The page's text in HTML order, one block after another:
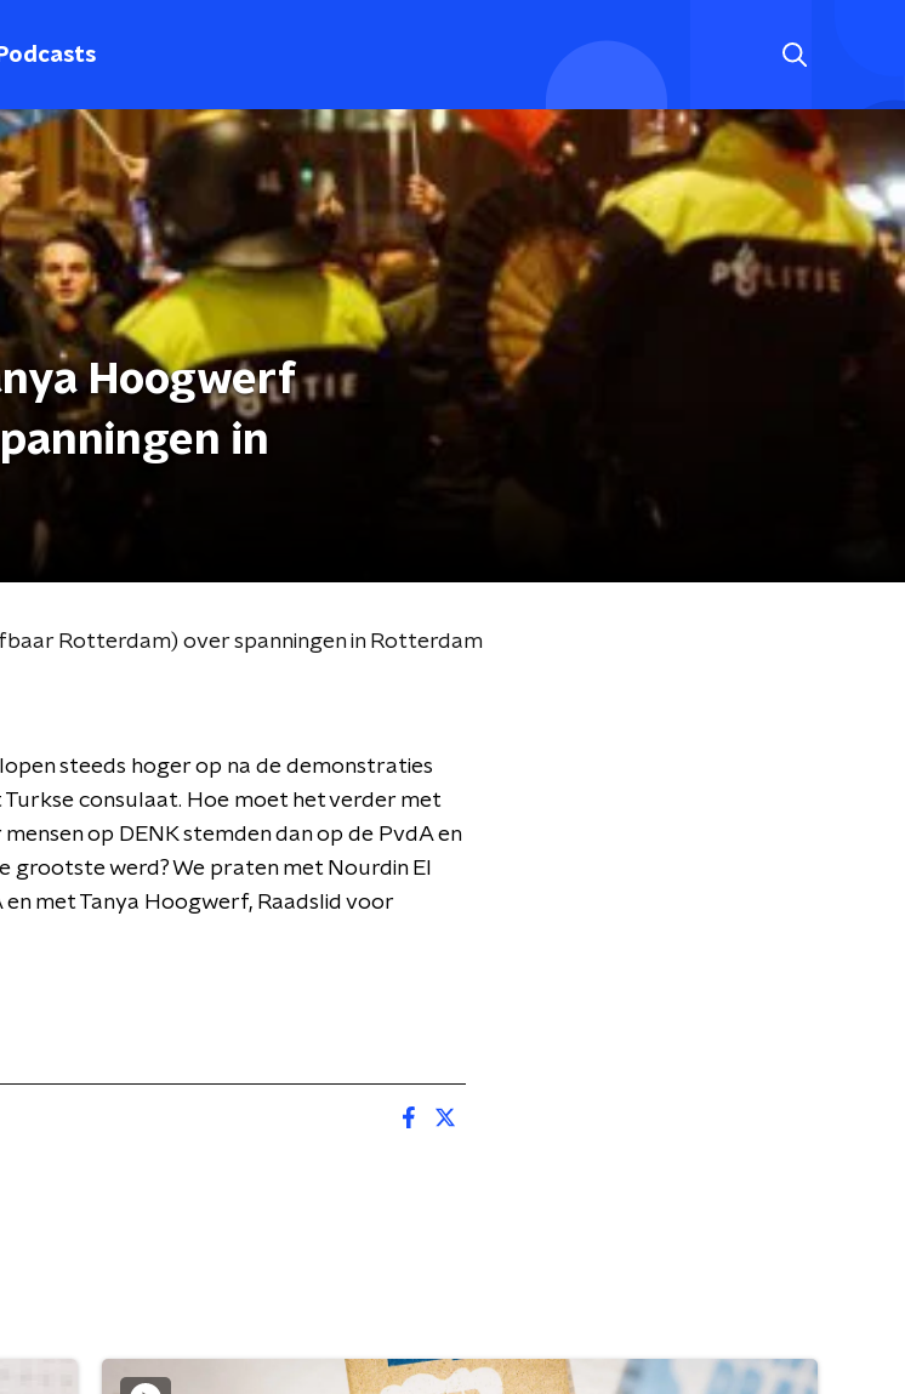
Podcasts
Hoogwerf
in
Rotterdam) over spanningen in Rotterdam
steeds hoger op na de demonstraties
consulaat. Hoe moet het verder met
op DENK stemden dan op de PvdA en
grootste werd? We praten met Nourdin El
en met Tanya Hoogwerf, Raadslid voor